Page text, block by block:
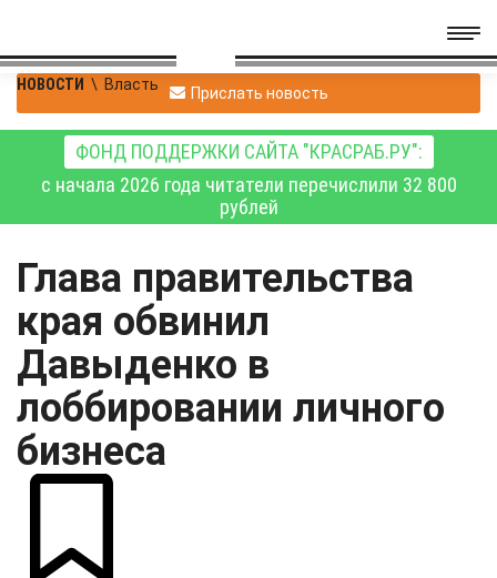
НОВОСТИ \ Власть Прислать новость
ФОНД ПОДДЕРЖКИ САЙТА "КРАСРАБ.РУ":
с начала 2026 года читатели перечислили 32 800
рублей
Глава правительства
края обвинил
Давыденко в
лоббировании личного
бизнеса